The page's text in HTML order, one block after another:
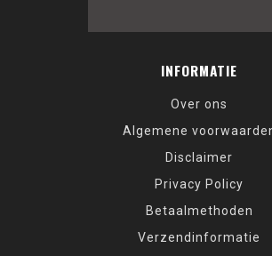
INFORMATIE
Over ons
Algemene
Disclaimer
Privacy Policy
Betaalmethoden
Verzendinformatie